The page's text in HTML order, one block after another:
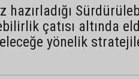
hazırladığı
çatısı altında
yönelik